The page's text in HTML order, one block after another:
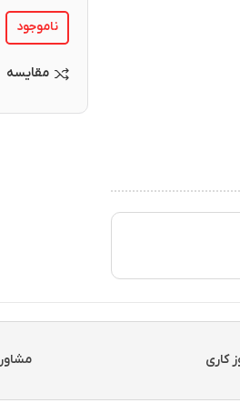
ناموجود
مقایسه